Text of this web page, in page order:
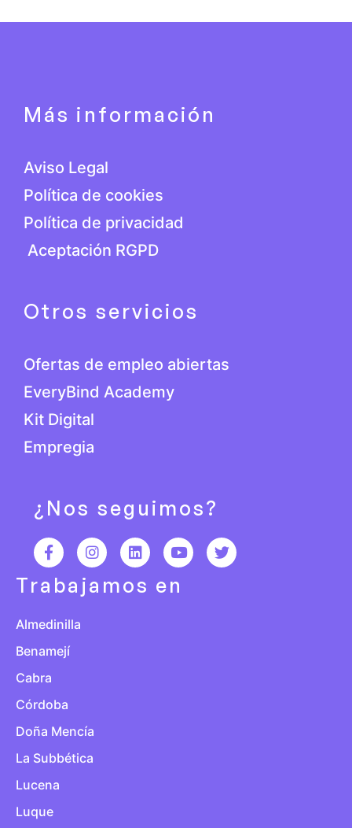
Más información
Aviso Legal
Política de cookies
Política de privacidad
Aceptación RGPD
Otros servicios
Ofertas de empleo abiertas
EveryBind Academy
Kit Digital
Empregia
¿Nos seguimos?
Trabajamos en
Almedinilla
Benamejí
Cabra
Córdoba
Doña Mencía
La Subbética
Lucena
Luque